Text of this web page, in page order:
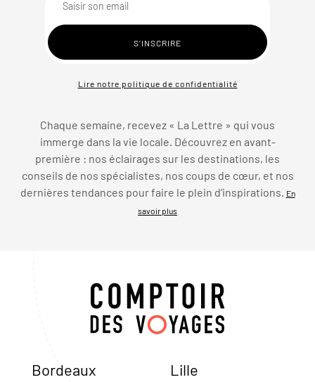
Lire notre politique de confidentialité
Chaque semaine, recevez « La Lettre » qui vous
immerge dans la vie locale. Découvrez en avant-
première : nos éclairages sur les destinations, les
conseils de nos spécialistes, nos coups de cœur, et nos
dernières tendances pour faire le plein d’inspirations. En
savoir plus
Bordeaux Lille